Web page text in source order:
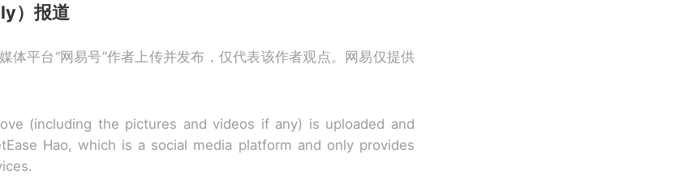
）报道
体平台“网易号”作者上传并发布，仅代表该作者观点。网易仅提供
(including the pictures and videos if any) is uploaded and
Hao, which is a social media platform and only provides